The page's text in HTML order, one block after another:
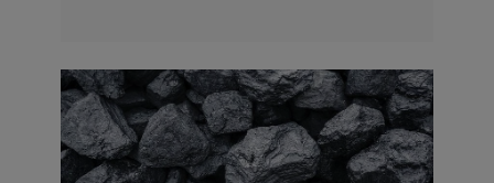
2026-07-09 10:30